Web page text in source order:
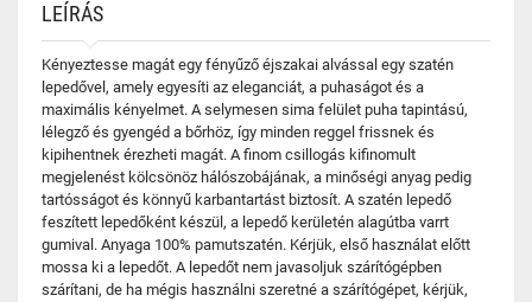
LEÍRÁS
Kényeztesse magát egy fényűző éjszakai alvással egy szatén
lepedővel, amely egyesíti az eleganciát, a puhaságot és a
maximális kényelmet. A selymesen sima felület puha tapintású,
lélegző és gyengéd a bőrhöz, így minden reggel frissnek és
kipihentnek érezheti magát. A finom csillogás kifinomult
megjelenést kölcsönöz hálószobájának, a minőségi anyag pedig
tartósságot és könnyű karbantartást biztosít. A szatén lepedő
feszített lepedőként készül, a lepedő kerületén alagútba varrt
gumival. Anyaga 100% pamutszatén. Kérjük, első használat előtt
mossa ki a lepedőt. A lepedőt nem javasoljuk szárítógépben
szárítani, de ha mégis használni szeretné a szárítógépet, kérjük,